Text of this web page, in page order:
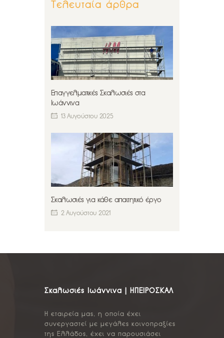
Τελευταία άρθρα
Επαγγελματικές Σκαλωσιές στα
Ιωάννινα
13 Αυγούστου 2025
Σκαλωσιές για κάθε απαιτητικό έργο
2 Αυγούστου 2021
Σκαλωσιές Ιωάννινα | ΗΠΕΙΡΟΣΚΑΛ
Η εταιρεία μας, η οποία έχει
συνεργαστεί με μεγάλες κοινοπραξίες
της Ελλάδος, έχει να παρουσιάσει